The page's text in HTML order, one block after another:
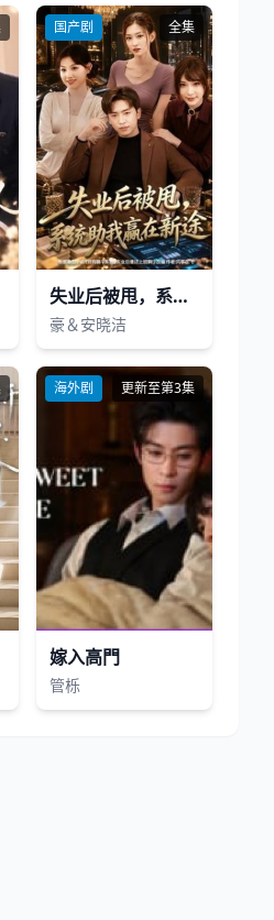
国产剧 全集
失业后被甩，系统助我赢在新途
豪＆安晓洁
海外剧 更新至第3集
嫁入高門
管栎